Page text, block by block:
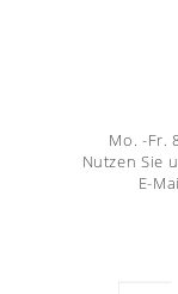
Mo. -Fr.
Nutzen Sie
E-